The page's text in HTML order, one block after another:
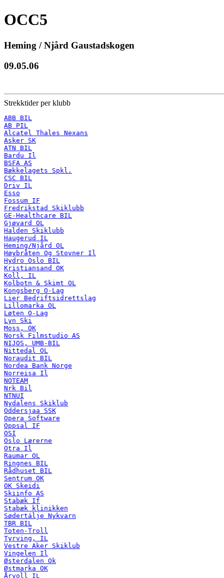
OCC5
Heming / Njård Gaustadskogen
09.05.06
Strekktider per klubb
ABB BIL
AB PIL
Alcatel Thales Nexans
Asker SK
ATN BIL
Bardu Il
BSFA AS
Bækkelagets Spkl.
CSC BIL
Driv IL
Esso
Fossum IF
Fredrikstad Skiklubb
GE-Healthcare BIL
Gjøvard OL
Halden Skiklubb
Haugerud IL
Heming/Njård OL
Høybråten Og Stovner Il
Hydro Oslo BIL
Kristiansand OK
Koll, IL
Kolbotn & Skimt OL
Kongsberg O-Lag
Lier Bedriftsidrettslag
Lillomarka OL
Løten O-Lag
Lyn Ski
Moss, OK
Norsk Filmstudio AS
NIJOS, UMB-BIL
Nittedal OL
Noraudit BIL
Nordea Bank Norge
Norreisa Il
NOTEAM
Nrk Bil
NTNUI
Nydalens Skiklub
Oddersjaa SSK
Opera Software
Oppsal IF
OSI
Oslo Lærerne
Otra Il
Raumar OL
Ringnes BIL
Rådhuset BIL
Sentrum OK
OK Skeidi
Skiinfo AS
Stabæk If
Stabæk klinikken
Sødertälje Nykvarn
TBR BIL
Toten-Troll
Tyrving, IL
Vestre Aker Skiklub
Vingelen Il
Østerdalen Ok
Østmarka OK
Årvoll IL